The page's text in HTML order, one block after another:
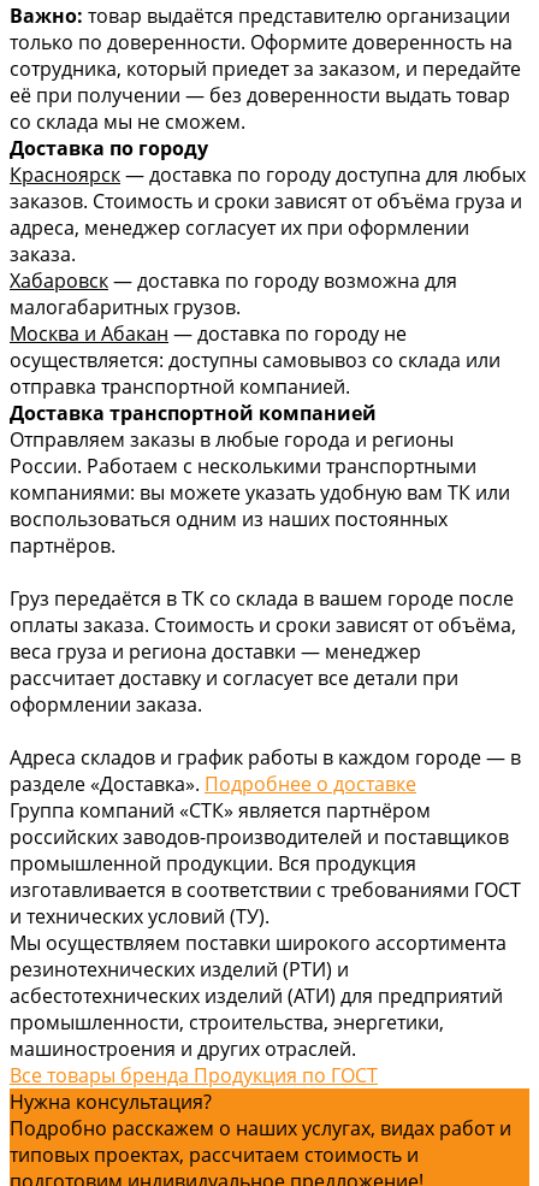
Важно: товар выдаётся представителю организации
только по доверенности. Оформите доверенность на
сотрудника, который приедет за заказом, и передайте
её при получении — без доверенности выдать товар
со склада мы не сможем.
Доставка по городу
Красноярск— доставка по городу доступна для любых
заказов. Стоимость и сроки зависят от объёма груза и
адреса, менеджер согласует их при оформлении
заказа.
Хабаровск— доставка по городу возможна для
малогабаритных грузов.
Москва и Абакан — доставка по городу не
осуществляется: доступны самовывоз со склада или
отправка транспортной компанией.
Доставка транспортной компанией
Отправляем заказы в любые города и регионы
России. Работаем с несколькими транспортными
компаниями: вы можете указать удобную вам ТК или
воспользоваться одним из наших постоянных
партнёров.
Груз передаётся в ТК со склада в вашем городе после
оплаты заказа. Стоимость и сроки зависят от объёма,
веса груза и региона доставки — менеджер
рассчитает доставку и согласует все детали при
оформлении заказа.
Адреса складов и график работы в каждом городе — в
разделе «Доставка». Подробнее о доставке
Группа компаний «СТК» является партнёром
российских заводов-производителей и поставщиков
промышленной продукции. Вся продукция
изготавливается в соответствии с требованиями ГОСТ
и технических условий (ТУ).
Мы осуществляем поставки широкого ассортимента
резинотехнических изделий (РТИ) и
асбестотехнических изделий (АТИ) для предприятий
промышленности, строительства, энергетики,
машиностроения и других отраслей.
Все товары бренда Продукция по ГОСТ
Нужна консультация?
Подробно расскажем о наших услугах, видах работ и
типовых проектах, рассчитаем стоимость и